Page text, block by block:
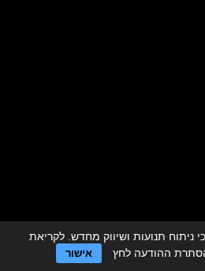
מסעדות לאירועים
לאירועים
ניתוח תנועות ושיווק מחדש. לקריאת
ההודעה לחץ אישור